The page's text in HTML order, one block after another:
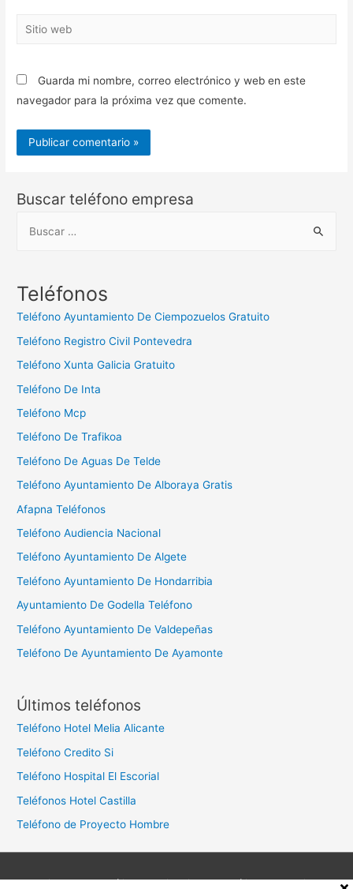
Sitio
Guarda mi nombre, correo electrónico y web en este
navegador para la próxima vez que comente.
Buscar teléfono empresa
c
:
Teléfonos
Teléfono Ayuntamiento De Ciempozuelos Gratuito
Teléfono Registro Civil Pontevedra
Teléfono Xunta Galicia Gratuito
Teléfono De Inta
Teléfono Mcp
Teléfono De Trafikoa
Teléfono De Aguas De Telde
Teléfono Ayuntamiento De Alboraya Gratis
Afapna Teléfonos
Teléfono Audiencia Nacional
Teléfono Ayuntamiento De Algete
Teléfono Ayuntamiento De Hondarribia
Ayuntamiento De Godella Teléfono
Teléfono Ayuntamiento De Valdepeñas
Teléfono De Ayuntamiento De Ayamonte
Últimos teléfonos
Teléfono Hotel Melia Alicante
Teléfono Credito Si
Teléfono Hospital El Escorial
Teléfonos Hotel Castilla
Teléfono de Proyecto Hombre
Aviso legal Política de privacidad Política de cookies